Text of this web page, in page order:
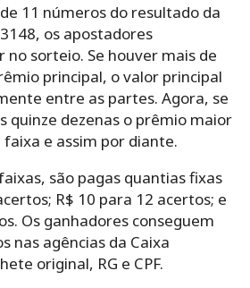
11 números do resultado da
os apostadores
sorteio. Se houver mais de
principal, o valor principal
entre as partes. Agora, se
quinze dezenas o prêmio maior
e assim por diante.
são pagas quantias fixas
R$ 10 para 12 acertos; e
Os ganhadores conseguem
nas agências da Caixa
original, RG e CPF.